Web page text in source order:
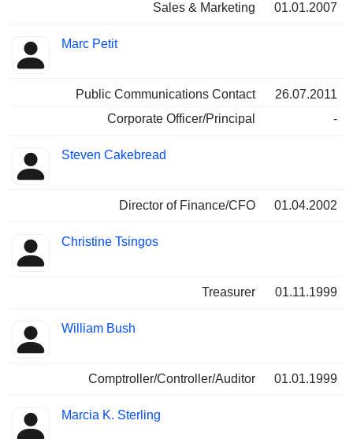
Sales & Marketing 01.01.2007
Marc Petit
Public Communications Contact
26.07.2011
Corporate Officer/Principal
-
Steven Cakebread
Director of Finance/CFO 01.04.2002
Christine Tsingos
Treasurer 01.11.1999
William Bush
Comptroller/Controller/Auditor 01.01.1999
Marcia K. Sterling